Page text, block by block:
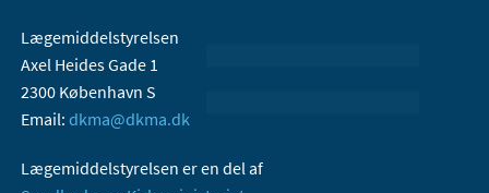
Lægemiddelstyrelsen
Axel Heides Gade 1
2300 København S
Email: dkma@dkma.dk
Lægemiddelstyrelsen er en del af